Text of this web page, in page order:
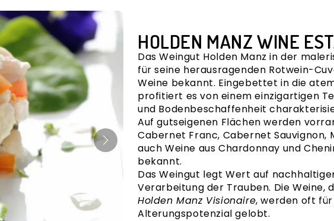
HOLDEN MANZ WINE
DasWeingut Holden Manz in der
für seine herausragenden Rotwein-
Weine bekannt. Eingebettet in die
profitiert es von einem einzigartigen
und Bodenbeschaffenheit
Auf gutseigenen Flächen werden
Cabernet Franc, Cabernet Sauvignon,
auch Weine aus Chardonnay und
bekannt.
Das Weingut legt Wert auf
Verarbeitung der Trauben. Die Weine,
Holden Manz Visionaire, werden oft
Alterungspotenzial gelobt.